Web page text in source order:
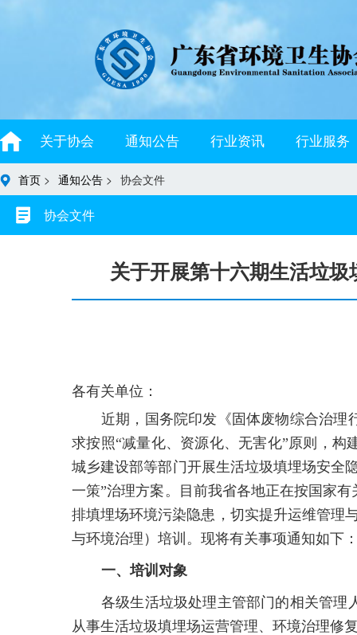
关于协会 通知公告 行业资讯 行业服务
首页 > 通知公告 > 协会文件
协会文件
关于开展第十六期生活垃
各有关单位：
近期，国务院印发《固体废物综合治理
求按照“减量化、资源化、无害化”原则，
城乡建设部等部门开展生活垃圾填埋场安全
一策”治理方案。目前我省各地正在按国家
排填埋场环境污染隐患，切实提升运维管理
与环境治理）培训。现将有关事项通知如下
一、培训对象
各级生活垃圾处理主管部门的相关管理
从事生活垃圾填埋场运营管理、环境治理修